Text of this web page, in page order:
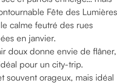
Fête des Lumières
calme feutré des rues
en janvier.
doux donne envie de flâner,
pour un city-trip.
souvent orageux, mais idéal